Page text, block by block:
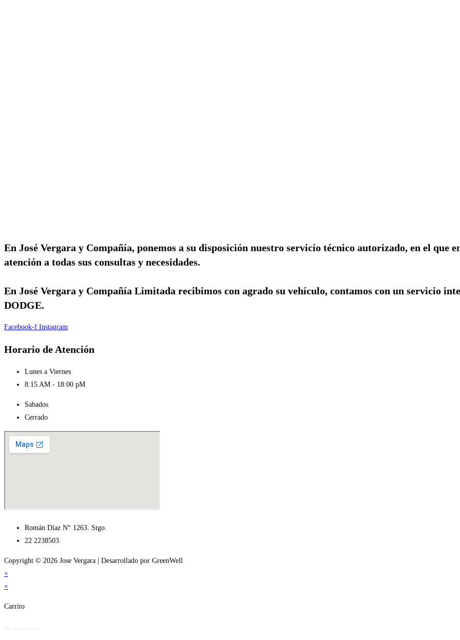
En José Vergara y Compañía, ponemos a su disposición nuestro servicio técnico autorizado, en el
atención a todas sus consultas y necesidades.
En José Vergara y Compañía Limitada recibimos con agrado su vehículo, contamos con un servicio
DODGE.
Facebook-f Instagram
Horario de Atención
Lunes a Viernes
8:15 AM - 18:00 pM
Sabados
Cerrado
Román Díaz N° 1263. Stgo.
22 2238503
Copyright © 2026 Jose Vergara | Desarrollado por GreenWell
×
×
Carrito